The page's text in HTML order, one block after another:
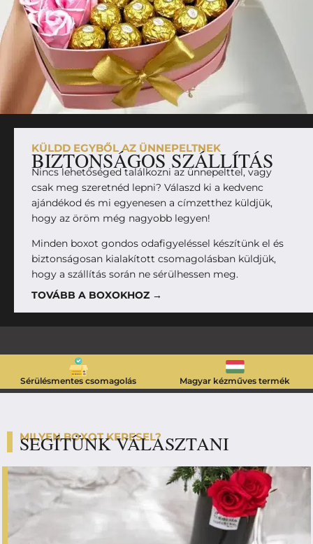
KÜLDD EGYBŐL AZ ÜNNEPELTNEK
BIZTONSÁGOS SZÁLLÍTÁS
Nincs lehetőséged találkozni az ünnepelttel, vagy
csak meg szeretnéd lepni? Válaszd ki a kedvenc
ajándékod és mi egyenesen a címzetthez küldjük,
hogy az öröm még nagyobb legyen!
Minden boxot gondos odafigyeléssel készítünk el és
biztonságosan kialakított csomagolásban küldjük,
hogy a szállítás során ne sérülhessen meg.
TOVÁBB A BOXOKHOZ →
Sérülésmentes csomagolás Magyar kézműves termék
MILYEN BOXOT KERESEL?
SEGÍTÜNK VÁLASZTANI